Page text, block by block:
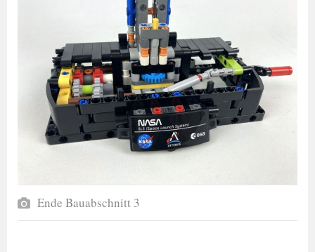
Ende Bauabschnitt 3